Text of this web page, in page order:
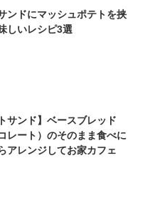
ンドにマッシュポテトを挟
しいレシピ3選
サンド】ベースブレッド
レート）のそのまま食べに
アレンジしてお家カフェ